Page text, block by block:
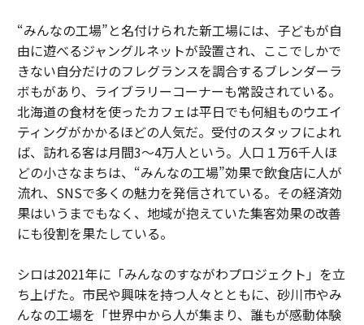
“みんなの工場”と名付けられた新工場には、子どもが自
由に遊べるジャングルネットが設置され、ここでしかで
きない自分だけのフレグランスを調合するブレンダーラ
ボもがあり、ライブラリーコーナーも常設されている。
北海道の食材を使ったカフェは平日でも何組ものウエイ
ティングがかかるほどの人気だ。受付のスタッフによれ
ば、訪れる客は月間3〜4万人という。人口１万6千人ほ
どの小さなまちは、“みんなの工場”効果で飲食店に人が
流れ、SNSで多くの魅力を発信されている。その経済効
果はいうまでもなく、地域が抱えていた集客効果の改善
にも役割を果たしている。
シロは2021年に「みんなのすながわプロジェクト」を立
ち上げた。市民や興味を持つ人々とともに、砂川市やみ
んなの工場を「世界中から人が集まり、誰もが感動体験